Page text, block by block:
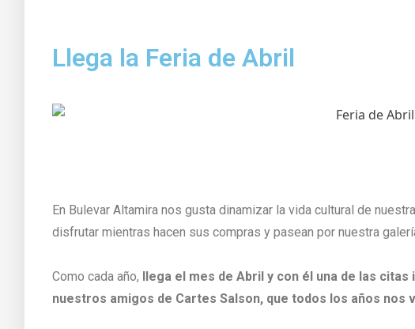
Llega la Feria de Abril
En Bulevar Altamira nos gusta dinamizar la vida cultural de
disfrutar mientras hacen sus compras y pasean por nuestra
Como cada año,
llega el mes de Abril y con él una de las
nuestros amigos de Cartes Salson, que todos los años nos